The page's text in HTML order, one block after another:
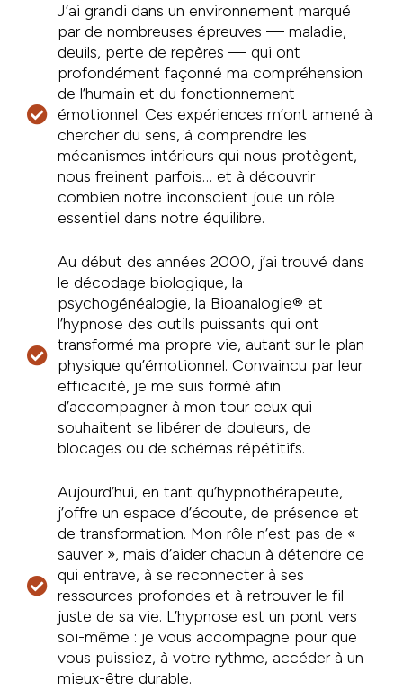
J’ai grandi dans un environnement marqué
par de nombreuses épreuves — maladie,
deuils, perte de repères — qui ont
profondément façonné ma compréhension
de l’humain et du fonctionnement
émotionnel. Ces expériences m’ont amené à
chercher du sens, à comprendre les
mécanismes intérieurs qui nous protègent,
nous freinent parfois… et à découvrir
combien notre inconscient joue un rôle
essentiel dans notre équilibre.
Au début des années 2000, j’ai trouvé dans
le décodage biologique, la
psychogénéalogie, la Bioanalogie® et
l’hypnose des outils puissants qui ont
transformé ma propre vie, autant sur le plan
physique qu’émotionnel. Convaincu par leur
efficacité, je me suis formé afin
d’accompagner à mon tour ceux qui
souhaitent se libérer de douleurs, de
blocages ou de schémas répétitifs.
Aujourd’hui, en tant qu’hypnothérapeute,
j’offre un espace d’écoute, de présence et
de transformation. Mon rôle n’est pas de «
sauver », mais d’aider chacun à détendre ce
qui entrave, à se reconnecter à ses
ressources profondes et à retrouver le fil
juste de sa vie. L’hypnose est un pont vers
soi-même : je vous accompagne pour que
vous puissiez, à votre rythme, accéder à un
mieux-être durable.